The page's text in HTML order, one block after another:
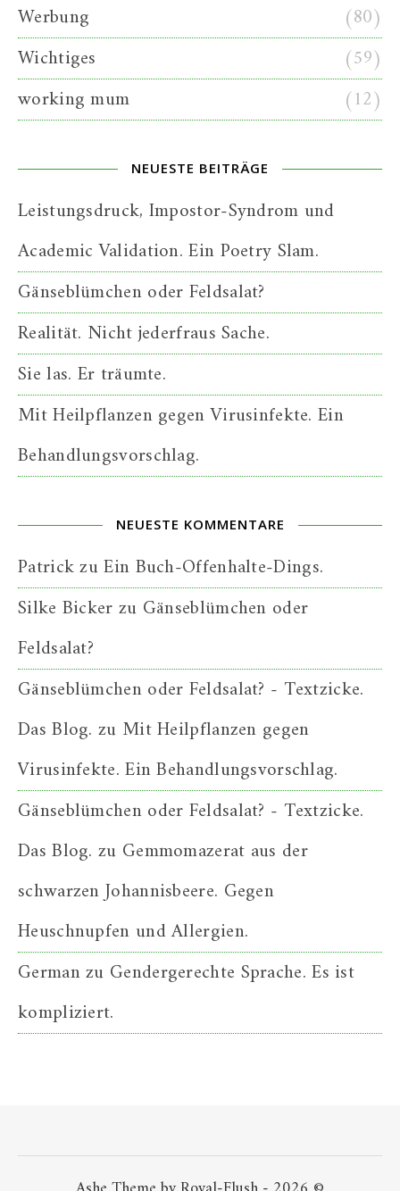
Werbung
(80)
Wichtiges
(59)
working mum
(12)
NEUESTE BEITRÄGE
Leistungsdruck, Impostor-Syndrom und
Academic Validation. Ein Poetry Slam.
Gänseblümchen oder Feldsalat?
Realität. Nicht jederfraus Sache.
Sie las. Er träumte.
Mit Heilpflanzen gegen Virusinfekte. Ein
Behandlungsvorschlag.
NEUESTE KOMMENTARE
PatrickzuEin Buch-Offenhalte-Dings.
Silke Bickerzu Gänseblümchen oder
Feldsalat?
Gänseblümchen oder Feldsalat? - Textzicke.
Das Blog. zu Mit Heilpflanzen gegen
Virusinfekte. Ein Behandlungsvorschlag.
Gänseblümchen oder Feldsalat? - Textzicke.
Das Blog. zu Gemmomazerat aus der
schwarzen Johannisbeere. Gegen
Heuschnupfen und Allergien.
Germanzu Gendergerechte Sprache. Es ist
kompliziert.